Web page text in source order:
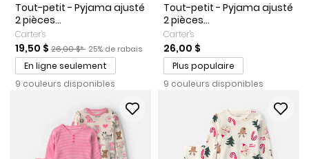
Tout-petit - Pyjama ajusté
2 pièces...
Carter's
Prix de solde
19,50 $ Prix ​​de détail suggéré par le fabricant
26,00 $* Pourcentage de rabais
25% de rabais
En ligne seulement
9 couleurs disponibles
Tout-petit - Pyjama ajusté
2 pièces...
Carter's
26,00 $
Plus populaire
9 couleurs disponibles